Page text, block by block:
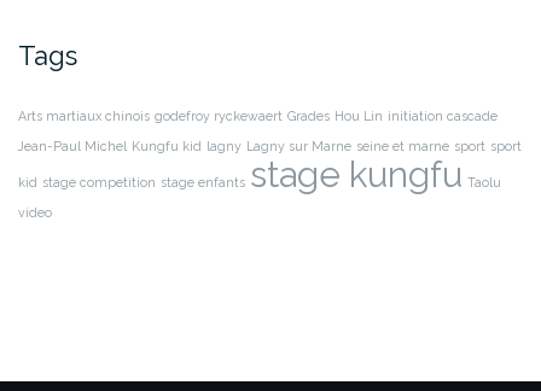
Tags
Arts martiaux chinois godefroy ryckewaert Grades Hou Lin initiation cascade
Jean-Paul Michel Kungfu kid lagny Lagny sur Marne seine et marne sport sport
kid stage competition stage enfants stage kungfu Taolu
video